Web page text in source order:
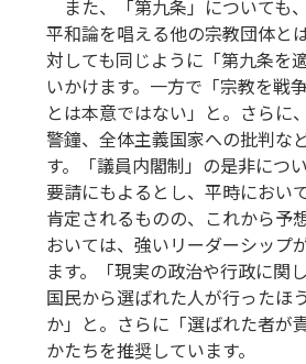
また、「第九条」についても
平和論を唱える他の宗教団体と
対しても同じように「第九条を
いかけます。一方で「宗教を戦
とは本意ではない」と。さらに
警鐘、全体主義国家への批判な
す。「議員内閣制」の是非につ
要請にもよるとし、平時におい
肯定されるものの、これから予
おいては、強いリーダーシップ
ます。「現実の政治や行政に関
国民から選ばれた人が行ったほ
か」と。さらに「選ばれた者が
かたちを推奨しています。